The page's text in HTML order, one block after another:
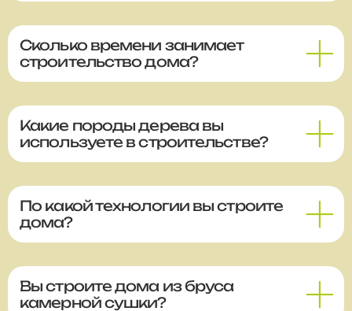
Сколько времени занимает
строительство дома?
Какие породы дерева вы
используете в строительстве?
По какой технологии вы строите
дома?
Вы строите дома из бруса
камерной сушки?